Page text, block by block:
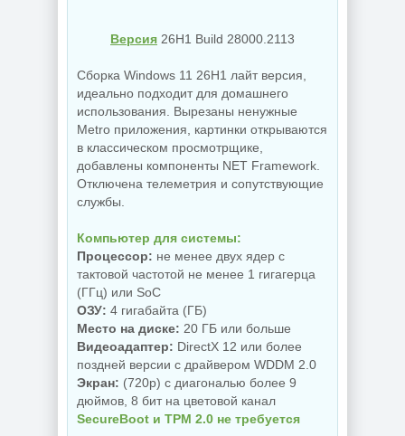
Версия 26H1 Build 28000.2113
Сборка Windows 11 26H1 лайт версия,
идеально подходит для домашнего
использования. Вырезаны ненужные
Metro приложения, картинки открываются
в классическом просмотрщике,
добавлены компоненты NET Framework.
Отключена телеметрия и сопутствующие
службы.
Компьютер для системы:
Процессор: не менее двух ядер с
тактовой частотой не менее 1 гигагерца
(ГГц) или SoC
ОЗУ: 4 гигабайта (ГБ)
Место на диске: 20 ГБ или больше
Видеоадаптер: DirectX 12 или более
поздней версии с драйвером WDDM 2.0
Экран: (720p) с диагональю более 9
дюймов, 8 бит на цветовой канал
SecureBoot и TPM 2.0 не требуется